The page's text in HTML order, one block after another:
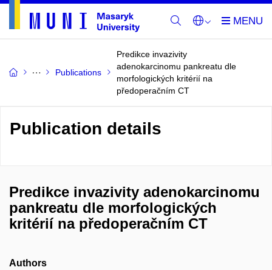
Publications
Predikce invazivity
adenokarcinomu pankreatu dle
morfologických kritérií na
předoperačním CT
Publication details
Predikce invazivity adenokarcinomu
pankreatu dle morfologických
kritérií na předoperačním CT
Authors